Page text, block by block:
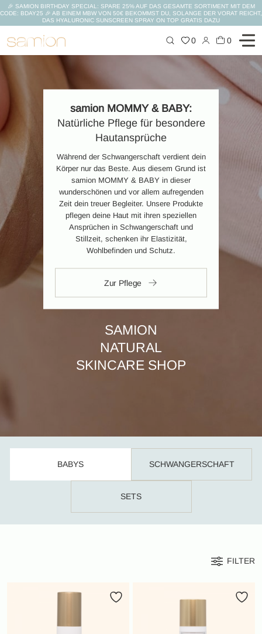
Inhalt
🎉 SAMION BIRTHDAY SPECIAL: SPARE 25% AUF DAS GESAMTE SORTIMENT MIT DEM
CODE: BDAY25 🎉 AB EINEM MBW VON 50€ BEKOMMST DU, SOLANGE DER VORAT REICHT,
DAS HYALURONIC SUNSCREEN SPRAY ON TOP GRATIS DAZU
0 0
samion MOMMY & BABY:
Natürliche Pflege für besondere
Hautansprüche
Während der Schwangerschaft verdient dein
Körper nur das Beste. Aus diesem Grund ist
samion MOMMY & BABY in dieser
wunderschönen und vor allem aufregenden
Zeit dein treuer Begleiter. Unsere Produkte
pflegen deine Haut mit ihren speziellen
Ansprüchen in Schwangerschaft und
Stillzeit, schenken ihr Elastizität,
Wohlbefinden und Schutz.
Zur Pflege
SAMION
NATURAL
SKINCARE SHOP
BABYS SCHWANGERSCHAFT
SETS
FILTER